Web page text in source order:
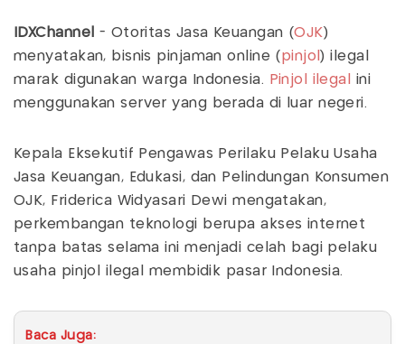
IDXChannel - Otoritas Jasa Keuangan (OJK)
menyatakan, bisnis pinjaman online ( pinjol ) ilegal
marak digunakan warga Indonesia.
Pinjol ilegal
ini
menggunakan server yang berada di luar negeri.
Kepala Eksekutif Pengawas Perilaku Pelaku Usaha
Jasa Keuangan, Edukasi, dan Pelindungan Konsumen
OJK, Friderica Widyasari Dewi mengatakan,
perkembangan teknologi berupa akses internet
tanpa batas selama ini menjadi celah bagi pelaku
usaha pinjol ilegal membidik pasar Indonesia.
Baca Juga: